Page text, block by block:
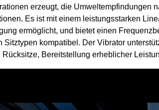
erzeugt, die Umweltempfindungen
Es ist mit einem leistungsstarken
ermöglicht, und bietet einen
Sitztypen kompatibel. Der Vibrator
Rücksitze, Bereitstellung erheblicher